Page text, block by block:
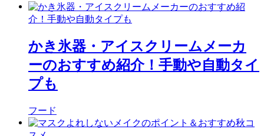
かき氷器・アイスクリームメーカ
ーのおすすめ紹介！手動や自動タイ
プも
フード